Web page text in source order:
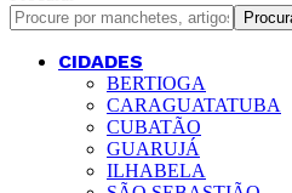
CIDADES
BERTIOGA
CARAGUATATUBA
CUBATÃO
GUARUJÁ
ILHABELA